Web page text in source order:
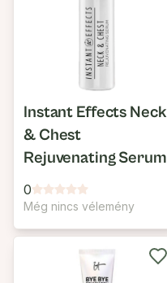
Instant Effects Neck
& Chest
Rejuvenating Serum
0
Még nincs vélemény